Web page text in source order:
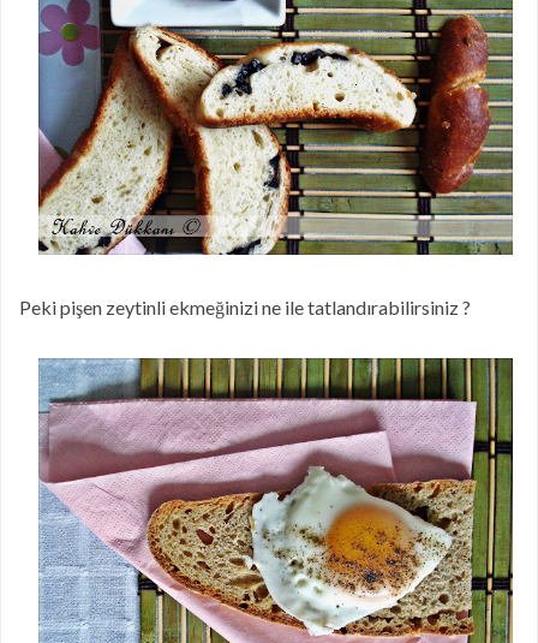
Peki pişen zeytinli ekmeğinizi ne ile tatlandırabilirsiniz ?